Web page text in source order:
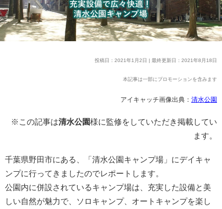
投稿日：2021年1月2日 | 最終更新日：2021年8月18日
本記事は一部にプロモーションを含みます
アイキャッチ画像出典： 清水公園
※この記事は清水公園様に監修をしていただき掲載してい
ます。
千葉県野田市にある、「清水公園キャンプ場」にデイキャ
ンプに行ってきましたのでレポートします。
公園内に併設されているキャンプ場は、充実した設備と美
しい自然が魅力で、ソロキャンプ、オートキャンプを楽し